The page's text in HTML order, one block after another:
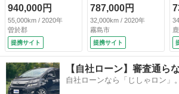
ー 衝突被害軽減シ
ステム アルミホイ
ール オートマチッ
クハイビーム スマ
ートキー アイドリ
ングストップ 電動
格納ミラー ＣＶ
Ｔ 盗難防止システ
940,000円
55,000km / 2020年
曽於郡
提携サイト
－Ｗ７０Ｄ】 ＡＭ
／ＦＭ／ＣＤ スマ
ートアシストＩＩ
Ｉ アイドリングス
トップ 前後コーナ
ーセンサー ＥＴ
Ｃ ハロゲンヘッド
ライト 電格ミラ
787,000円
32,000km / 2020年
霧島市
提携サイト
【自社ローン】審査通ら
自社ローンなら「じしゃロン」